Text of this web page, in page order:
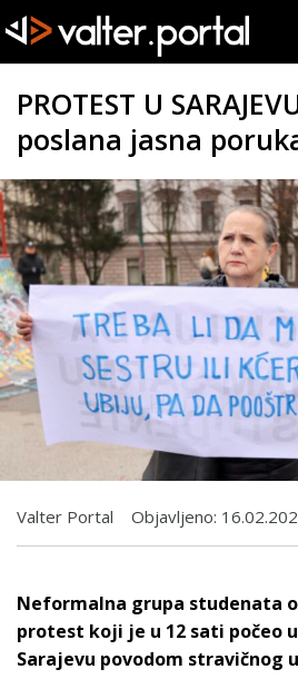
PROTEST U
poslana jasna
Valter Portal Objavljeno:
Neformalna grupa studenata
protest koji je u 12 sati počeo
Sarajevu povodom stravičnog